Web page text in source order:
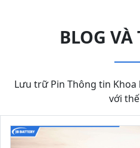
BLOG
Lưu trữ Pin Thông tin
với